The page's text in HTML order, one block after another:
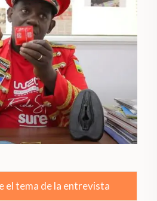
el tema de la entrevista